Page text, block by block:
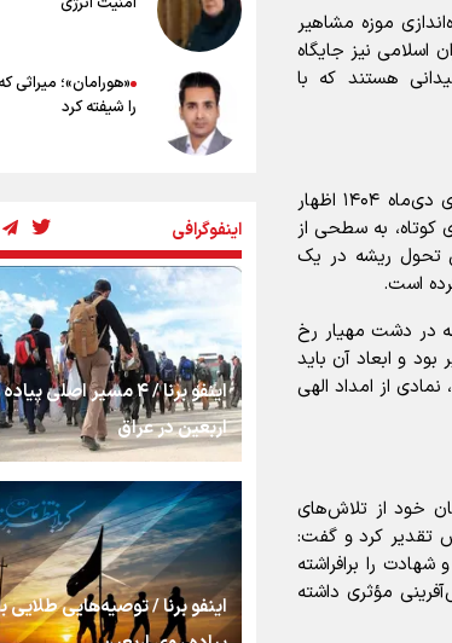
موزه مشاهیر
اسلامی نیز جایگاه
هستند که با
صالحی‌امیری با اشاره به تحولات اجتماعی ماه‌های اخیر و رخدادهای دی‌ماه ۱۴۰۴ اظهار
کوتاه، به سطحی از
تحول ریشه در یک
است.
در دشت مهیار رخ
و ابعاد آن باید
از امداد الهی
خود از تلاش‌های
تقدیر کرد و گفت:
را برافراشته
مؤثری داشته
«هورامان»؛ میراثی
را شیفته کرد
رسانه ملی و حق
شنیدن صدای
روایت ایران از کنار
از طلوع خیابان‌ها تا
اشک
جمله‌ای که بغض
را شکست؛ «آهای مردم،
اینفوگرافی
اینفو برنا / ۴ مسیر اصلی
اربعین در عراق
اینفو برنا / توصیه‌هایی طلایی